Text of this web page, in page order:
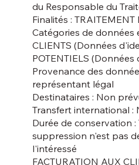
du Responsable du
Finalités : TRAITEMENT
Catégories de données
CLIENTS (Données
POTENTIELS
Provenance des
représentant légal
Destinataires : Non
Transfert international :
Durée de conservation :
suppression n'est pas
l'intéressé
FACTURATION AUX